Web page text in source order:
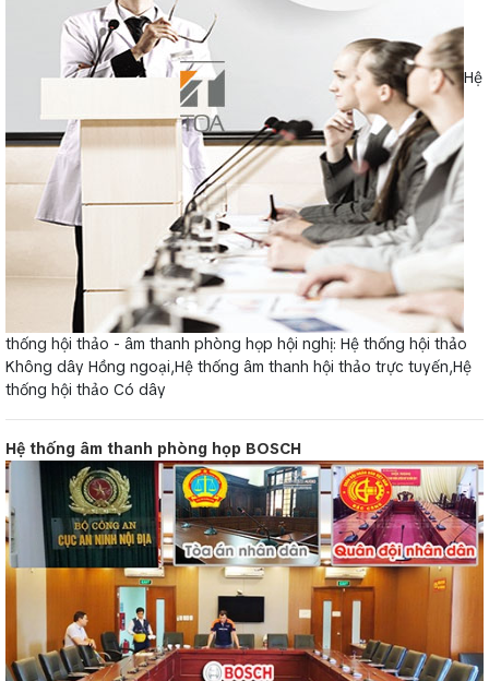
Hệ
thống hội thảo - âm thanh phòng họp hội nghị: Hệ thống hội thảo
Không dây Hồng ngoại,Hệ thống âm thanh hội thảo trực tuyến,Hệ
thống hội thảo Có dây
Hệ thống âm thanh phòng họp BOSCH